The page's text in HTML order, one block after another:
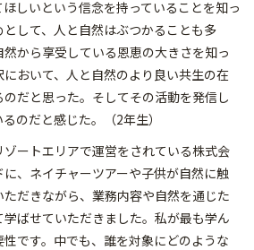
しいという信念を持っていることを知っ
して、人と自然はぶつかることも多
から享受している恩恵の大きさを知っ
おいて、人と自然のより良い共生の在
だと思った。そしてその活動を発信し
のだと感じた。（2年生）
ートエリアで運営をされている株式会
、ネイチャーツアーや子供が自然に触
だきながら、業務内容や自然を通じた
ばせていただきました。私が最も学ん
です。中でも、誰を対象にどのような